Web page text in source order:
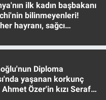
ilk kadın başbakanı
bilinmeyenleri!
hayranı, sağcı
Diploma
yaşanan korkunç
Ahmet Özer'in kızı Seraf